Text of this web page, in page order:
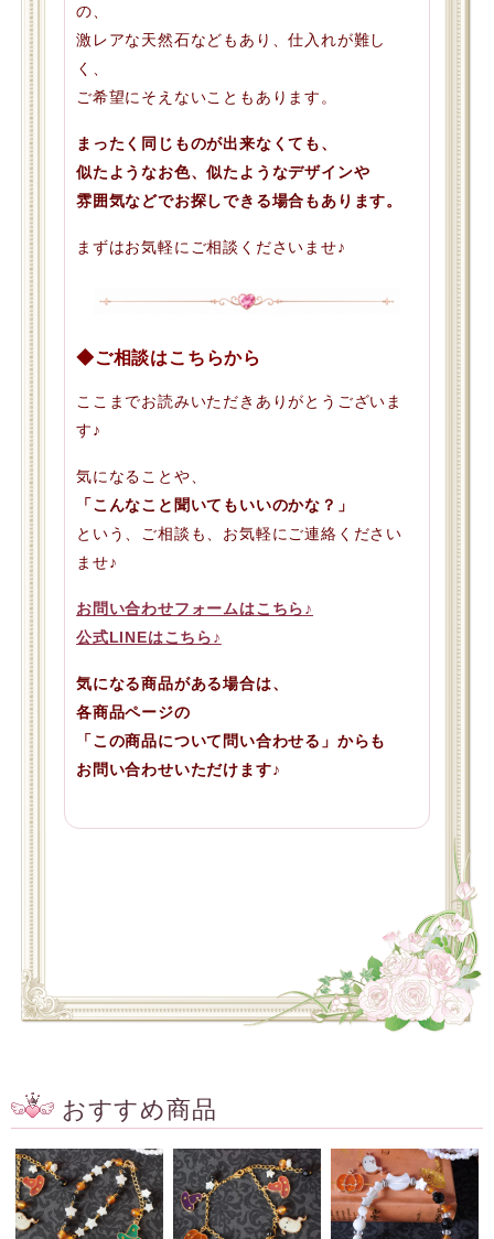
の、
激レアな天然石などもあり、仕入れが難し
く、
ご希望にそえないこともあります。
まったく同じものが出来なくても、
似たようなお色、似たようなデザインや
雰囲気などでお探しできる場合もあります。
まずはお気軽にご相談くださいませ♪
◆ご相談はこちらから
ここまでお読みいただきありがとうございま
す♪
気になることや、
「こんなこと聞いてもいいのかな？」
という、ご相談も、お気軽にご連絡ください
ませ♪
お問い合わせフォームはこちら♪
公式LINEはこちら♪
気になる商品がある場合は、
各商品ページの
「この商品について問い合わせる」からも
お問い合わせいただけます♪
おすすめ商品